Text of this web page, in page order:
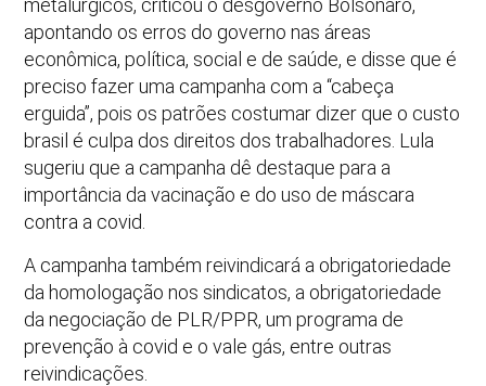
metalúrgicos, criticou o desgoverno Bolsonaro,
apontando os erros do governo nas áreas
econômica, política, social e de saúde, e disse que é
preciso fazer uma campanha com a “cabeça
erguida”, pois os patrões costumar dizer que o custo
brasil é culpa dos direitos dos trabalhadores. Lula
sugeriu que a campanha dê destaque para a
importância da vacinação e do uso de máscara
contra a covid.
A campanha também reivindicará a obrigatoriedade
da homologação nos sindicatos, a obrigatoriedade
da negociação de PLR/PPR, um programa de
prevenção à covid e o vale gás, entre outras
reivindicações.